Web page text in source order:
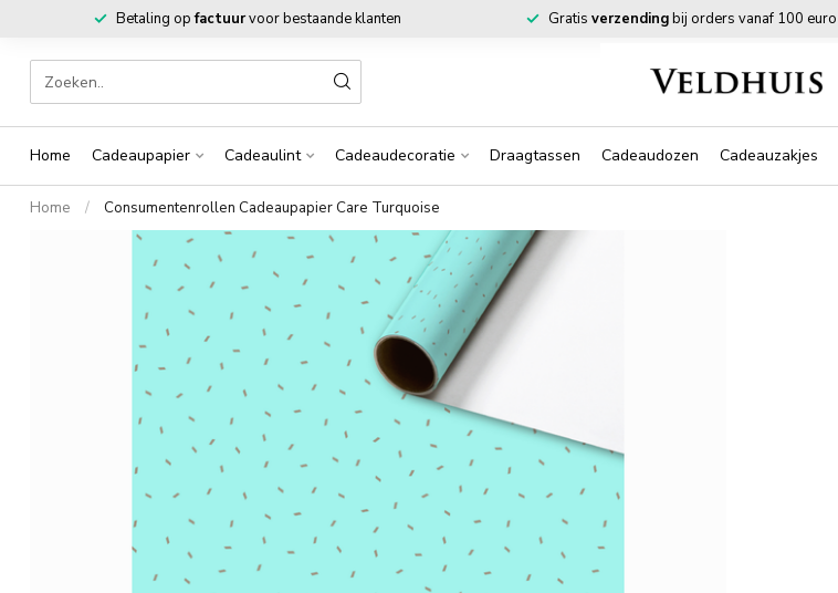
Betaling opfactuurvoor bestaande klanten Gratis verzendingbij orders vanaf 100 euro
Home Cadeaupapier Cadeaulint Cadeaudecoratie Draagtassen Cadeaudozen Cadeauzakjes
Home / Consumentenrollen Cadeaupapier Care Turquoise